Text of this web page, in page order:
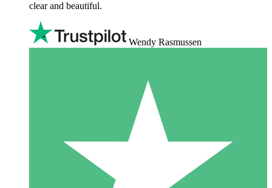
clear and beautiful.
Wendy Rasmussen